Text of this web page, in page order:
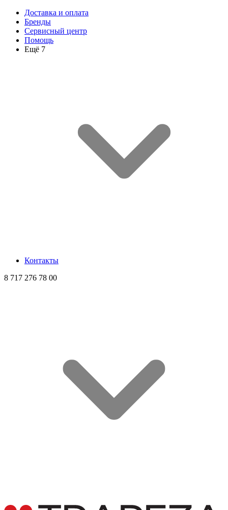
Доставка и оплата
Бренды
Сервисный центр
Помощь
Ещё 7
Контакты
8 717 276 78 00